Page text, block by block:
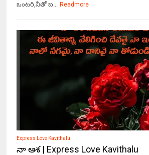
ఒంటరి,నీతో బ... Readmore
Express Love Kavithalu
నా ఆశ | Express Love Kavithalu